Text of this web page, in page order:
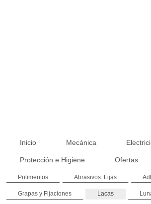
Inicio Mecánica
Protección e Higiene Ofertas
Pulimentos Abrasivos. Lijas
Grapas y Fijaciones Lacas